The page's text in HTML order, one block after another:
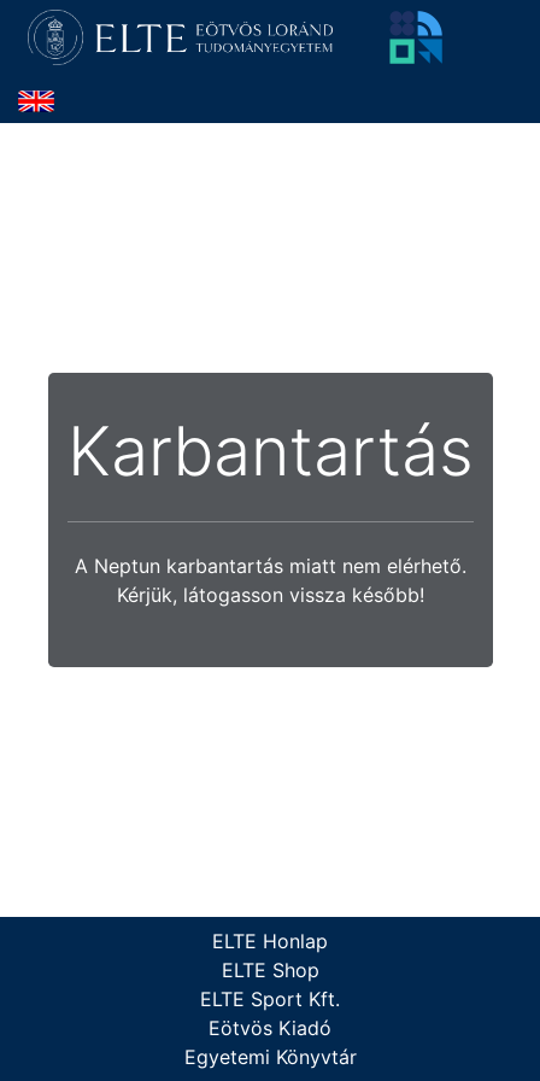
Karbantartás
A Neptun karbantartás miatt nem elérhető.
Kérjük, látogasson vissza később!
ELTE Honlap
ELTE Shop
ELTE Sport Kft.
Eötvös Kiadó
Egyetemi Könyvtár